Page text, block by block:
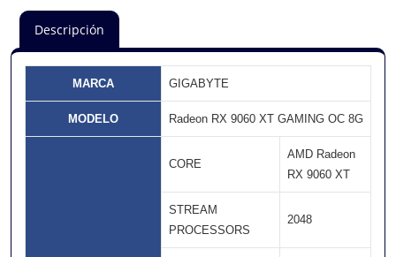
Descripción
MARCA GIGABYTE
MODELO Radeon RX 9060 XT GAMING OC 8G
CORE
AMD Radeon
RX 9060 XT
STREAM
PROCESSORS
2048